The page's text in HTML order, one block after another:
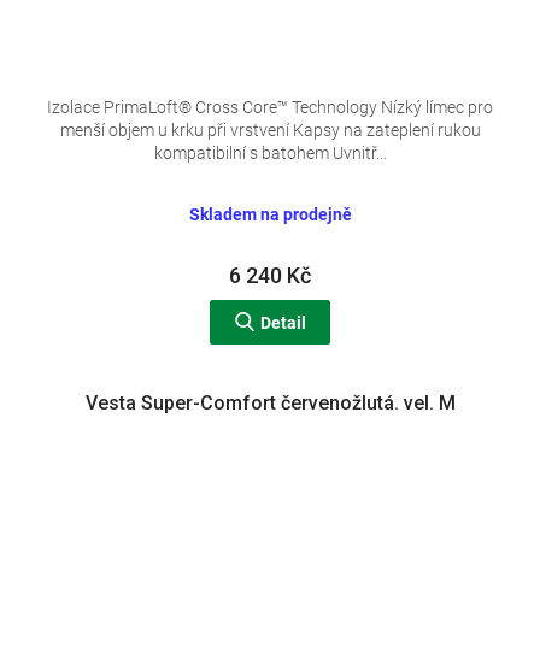
Skladem na prodejně
6 240 Kč
Detail
Izolace PrimaLoft® Cross Core™ Technology Nízký límec pro
menší objem u krku při vrstvení Kapsy na zateplení rukou
kompatibilní s batohem Uvnitř...
Vesta Super-Comfort červenožlutá. vel. M